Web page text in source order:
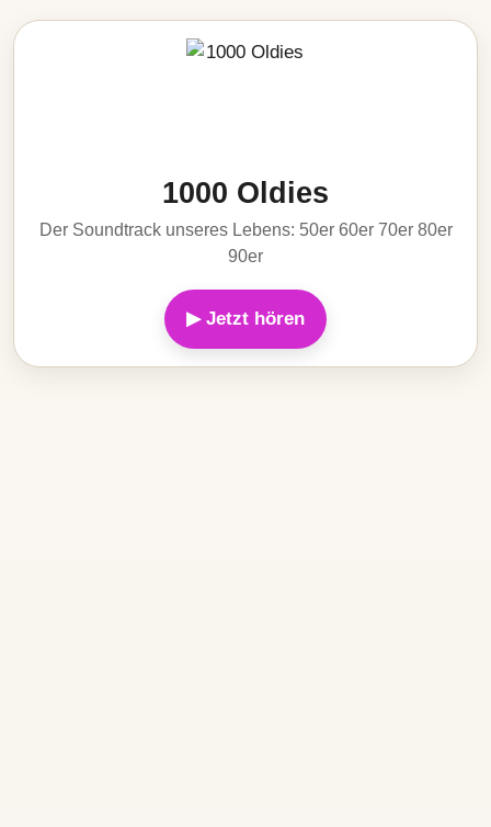
1000 Oldies
Der Soundtrack unseres Lebens: 50er 60er 70er 80er
90er
▶ Jetzt hören